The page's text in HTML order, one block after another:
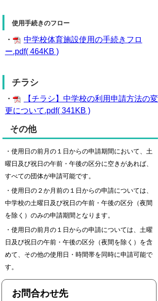
使用手続きのフロー
・
中学校体育施設使用の手続きフロ
ー.pdf( 464KB )
チラシ
・
【チラシ】中学校の利用申請方法の変
更について.pdf( 341KB )
その他
・使用日の前月の１日からの申請期間において、土
曜日及び祝日の午前・午後の区分に空きがあれば、
すべての団体が申請可能です。
・使用日の２か月前の１日からの申請については、
中学校の土曜日及び祝日の午前・午後の区分 （夜間
を除く） のみの申請期間となります。
・使用日の前月の１日からの申請については、土曜
日及び祝日の午前・午後の区分 （夜間を除く） を含
めて、その他の使用日・時間帯を同時に申請可能で
す。
お問合わせ先